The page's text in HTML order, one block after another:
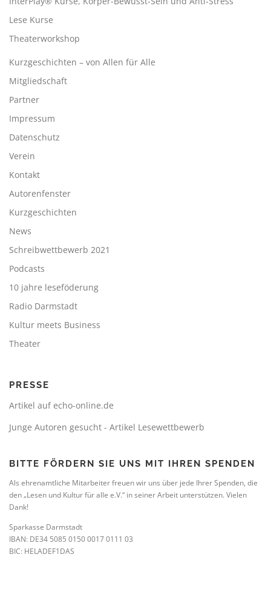
Lese Kurse
Theaterworkshop
Kurzgeschichten – von Allen für Alle
Mitgliedschaft
Partner
Impressum
Datenschutz
Verein
Kontakt
Autorenfenster
Kurzgeschichten
News
Schreibwettbewerb 2021
Podcasts
10 jahre leseföderung
Radio Darmstadt
Kultur meets Business
Theater
PRESSE
Artikel auf echo-online.de
Junge Autoren gesucht - Artikel Lesewettbewerb
BITTE FÖRDERN SIE UNS MIT IHREN SPENDEN
Als ehrenamtliche Mitarbeiter freuen wir uns über jede Ihrer Spenden, die
den „Lesen und Kultur für alle e.V.“ in seiner Arbeit unterstützen. Vielen
Dank!
Sparkasse Darmstadt
IBAN: DE34 5085 0150 0017 0111 03
BIC: HELADEF1DAS